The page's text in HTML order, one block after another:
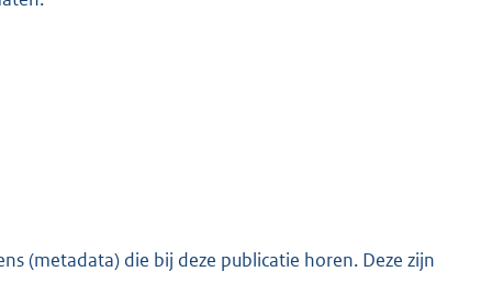
b
(metadata) die bij deze publicatie horen. Deze zijn